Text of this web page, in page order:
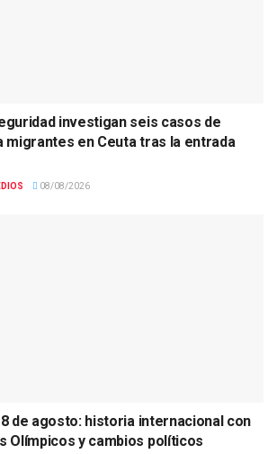
investigan seis casos de
migrantes en Ceuta tras la entrada
08/08/2026
8 de agosto: historia internacional con
Olímpicos y cambios políticos